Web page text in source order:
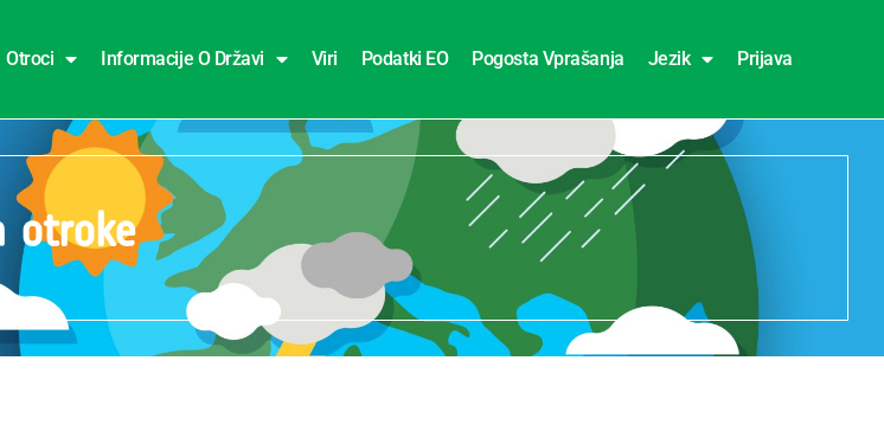
Otroci Informacije O Državi Viri Podatki EO Pogosta Vprašanja Jezik Prijava
otroke